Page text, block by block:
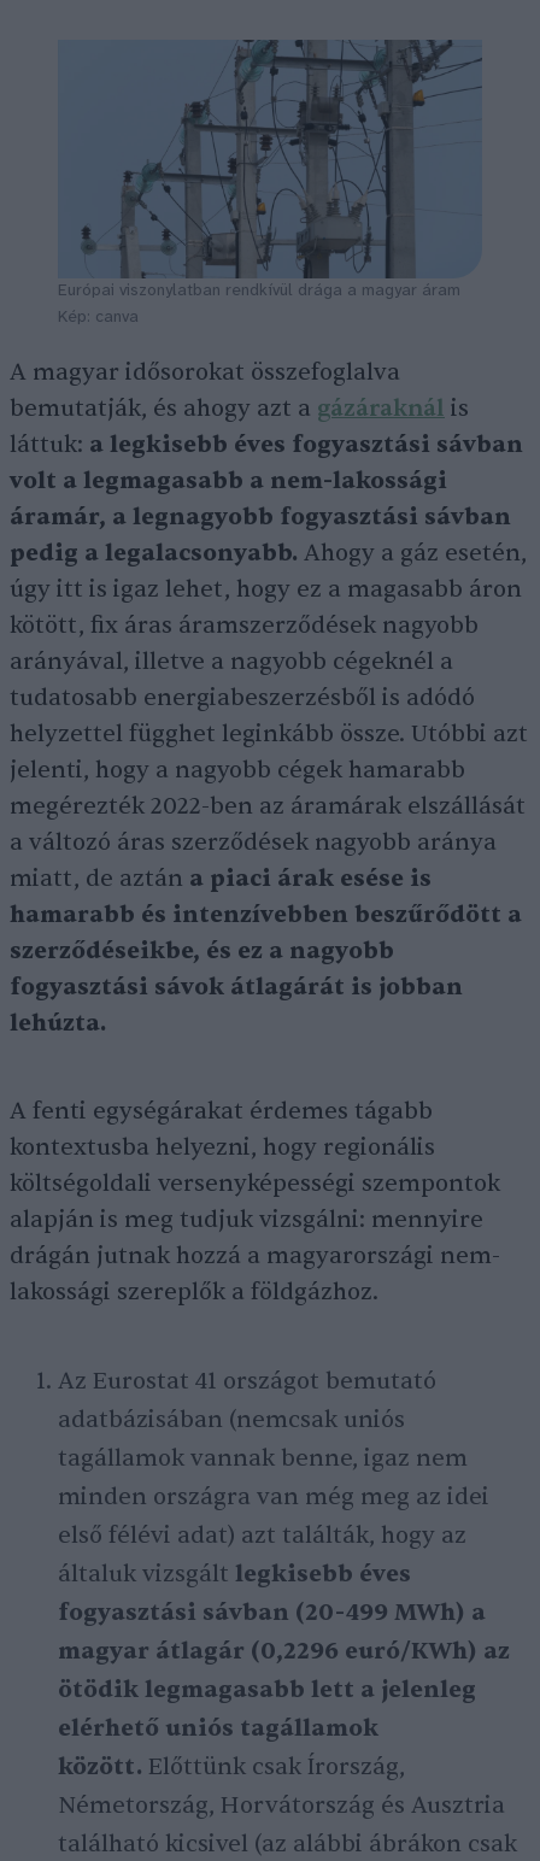
Európai viszonylatban rendkívül drága a magyar áram
Kép: canva
A magyar idősorokat összefoglalva
bemutatják, és ahogy azt a gázáraknál is
láttuk: a legkisebb éves fogyasztási sávban
volt a legmagasabb a nem-lakossági
áramár, a legnagyobb fogyasztási sávban
pedig a legalacsonyabb. Ahogy a gáz esetén,
úgy itt is igaz lehet, hogy ez a magasabb áron
kötött, fix áras áramszerződések nagyobb
arányával, illetve a nagyobb cégeknél a
tudatosabb energiabeszerzésből is adódó
helyzettel függhet leginkább össze. Utóbbi azt
jelenti, hogy a nagyobb cégek hamarabb
megérezték 2022-ben az áramárak elszállását
a változó áras szerződések nagyobb aránya
miatt, de aztán a piaci árak esése is
hamarabb és intenzívebben beszűrődött a
szerződéseikbe, és ez a nagyobb
fogyasztási sávok átlagárát is jobban
lehúzta.
A fenti egységárakat érdemes tágabb
kontextusba helyezni, hogy regionális
költségoldali versenyképességi szempontok
alapján is meg tudjuk vizsgálni: mennyire
drágán jutnak hozzá a magyarországi nem-
lakossági szereplők a földgázhoz.
Az Eurostat 41 országot bemutató
adatbázisában (nemcsak uniós
tagállamok vannak benne, igaz nem
minden országra van még meg az idei
első félévi adat) azt találták, hogy az
általuk vizsgált legkisebb éves
fogyasztási sávban (20-499 MWh) a
magyar átlagár (0,2296 euró/KWh) az
ötödik legmagasabb lett a jelenleg
elérhető uniós tagállamok
között. Előttünk csak Írország,
Németország, Horvátország és Ausztria
található kicsivel (az alábbi ábrákon csak